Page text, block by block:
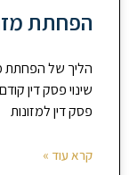
הפחתת
הליך של הפחתת
שינוי פסק דין
פסק דין למזונות
קרא עוד »